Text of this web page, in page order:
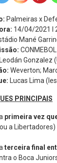
Palmeiras x
14/04/2021 l
Mané
Gonzalez
Weverton;
Lucas Lima
PRINCIPAIS
primeira vez
a Libertadores)
terceira final
o Boca